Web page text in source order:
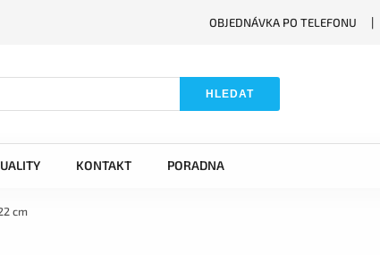
OBJEDNÁVKA PO TELEFONU
HLEDAT
KONTAKT PORADNA
cm